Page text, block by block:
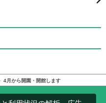
4月から開園・開館します